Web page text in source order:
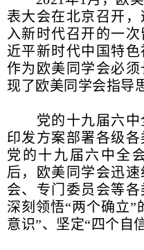
表大会在北京召开
入新时代召开的一
近平新时代中国特色
作为欧美同学会必
现了欧美同学会指导
党的十九届六中
印发方案部署各级
党的十九届六中全
后，欧美同学会迅
会、专门委员会等
深刻领悟“两个确立”
意识”、坚定“四个自